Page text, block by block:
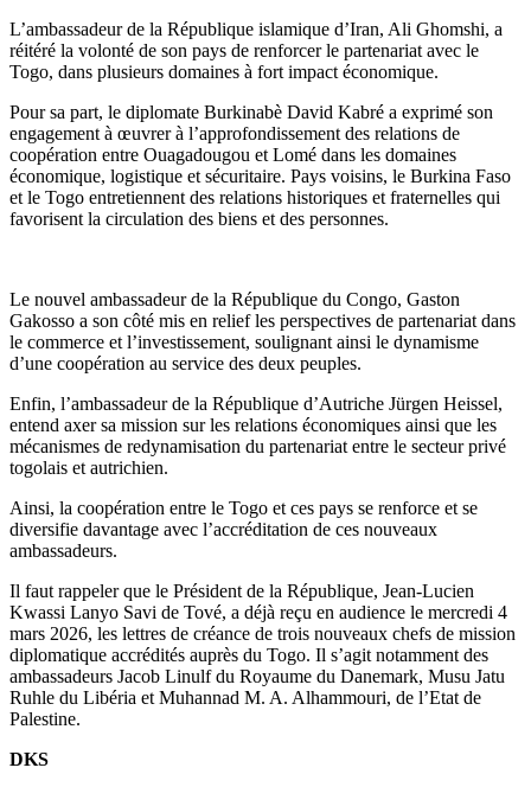
L’ambassadeur de la République islamique d’Iran, Ali Ghomshi, a
réitéré la volonté de son pays de renforcer le partenariat avec le
Togo, dans plusieurs domaines à fort impact économique.
Pour sa part, le diplomate Burkinabè David Kabré a exprimé son
engagement à œuvrer à l’approfondissement des relations de
coopération entre Ouagadougou et Lomé dans les domaines
économique, logistique et sécuritaire. Pays voisins, le Burkina Faso
et le Togo entretiennent des relations historiques et fraternelles qui
favorisent la circulation des biens et des personnes.
Le nouvel ambassadeur de la République du Congo, Gaston
Gakosso a son côté mis en relief les perspectives de partenariat dans
le commerce et l’investissement, soulignant ainsi le dynamisme
d’une coopération au service des deux peuples.
Enfin, l’ambassadeur de la République d’Autriche Jürgen Heissel,
entend axer sa mission sur les relations économiques ainsi que les
mécanismes de redynamisation du partenariat entre le secteur privé
togolais et autrichien.
Ainsi, la coopération entre le Togo et ces pays se renforce et se
diversifie davantage avec l’accréditation de ces nouveaux
ambassadeurs.
Il faut rappeler que le Président de la République, Jean-Lucien
Kwassi Lanyo Savi de Tové, a déjà reçu en audience le mercredi 4
mars 2026, les lettres de créance de trois nouveaux chefs de mission
diplomatique accrédités auprès du Togo. Il s’agit notamment des
ambassadeurs Jacob Linulf du Royaume du Danemark, Musu Jatu
Ruhle du Libéria et Muhannad M. A. Alhammouri, de l’Etat de
Palestine.
DKS